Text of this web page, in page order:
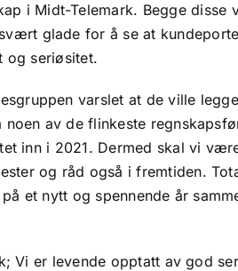
i Midt-Telemark. Begge disse
glade for å se at
og seriøsitet.
varslet at de ville
av de flinkeste
inn i 2021. Dermed skal vi
og råd også i fremtiden.
et nytt og spennende år
Vi er levende opptatt av god